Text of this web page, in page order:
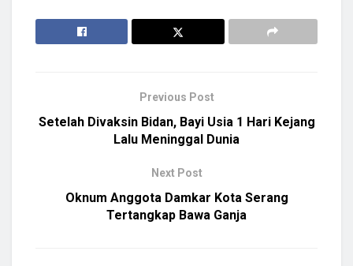
Previous Post
Setelah Divaksin Bidan, Bayi Usia 1 Hari Kejang
Lalu Meninggal Dunia
Next Post
Oknum Anggota Damkar Kota Serang
Tertangkap Bawa Ganja